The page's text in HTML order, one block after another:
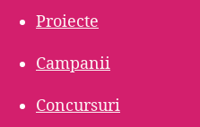
Proiecte
Campanii
Concursuri